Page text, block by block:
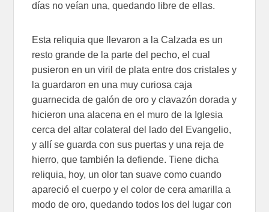
días no veían una, quedando libre de ellas.
Esta reliquia que llevaron a la Calzada es un
resto grande de la parte del pecho, el cual
pusieron en un viril de plata entre dos cristales y
la guardaron en una muy curiosa caja
guarnecida de galón de oro y clavazón dorada y
hicieron una alacena en el muro de la Iglesia
cerca del altar colateral del lado del Evangelio,
y allí se guarda con sus puertas y una reja de
hierro, que también la defiende. Tiene dicha
reliquia, hoy, un olor tan suave como cuando
apareció el cuerpo y el color de cera amarilla a
modo de oro, quedando todos los del lugar con